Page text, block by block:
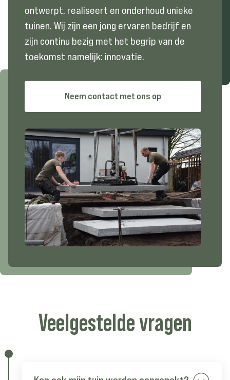
ontwerpt, realiseert en onderhoud unieke
tuinen. Wij zijn een jong ervaren bedrijf en
zijn continu bezig met het begrip van de
toekomst namelijk: innovatie.
Neem contact met ons op
Veelgesteldevragen